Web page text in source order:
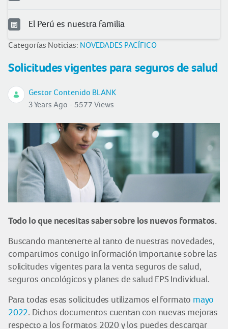
El Perú es nuestra familia
Categorías Noticias: NOVEDADES PACÍFICO
Solicitudes vigentes para seguros de salud
Gestor Contenido BLANK
3 Years Ago - 5577 Views
Todo lo que necesitas saber sobre los nuevos formatos.
Buscando mantenerte al tanto de nuestras novedades,
compartimos contigo información importante sobre las
solicitudes vigentes para la venta seguros de salud,
seguros oncológicos y planes de salud EPS Individual.
Para todas esas solicitudes utilizamos el formato mayo
2022. Dichos documentos cuentan con nuevas mejoras
respecto a los formatos 2020 y los puedes descargar